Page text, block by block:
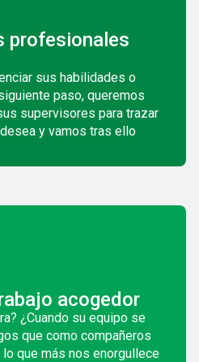
profesionales
sus habilidades o
paso, queremos
supervisores para trazar
y vamos tras ello
acogedor
¿Cuando su equipo se
que como compañeros
que más nos enorgullece